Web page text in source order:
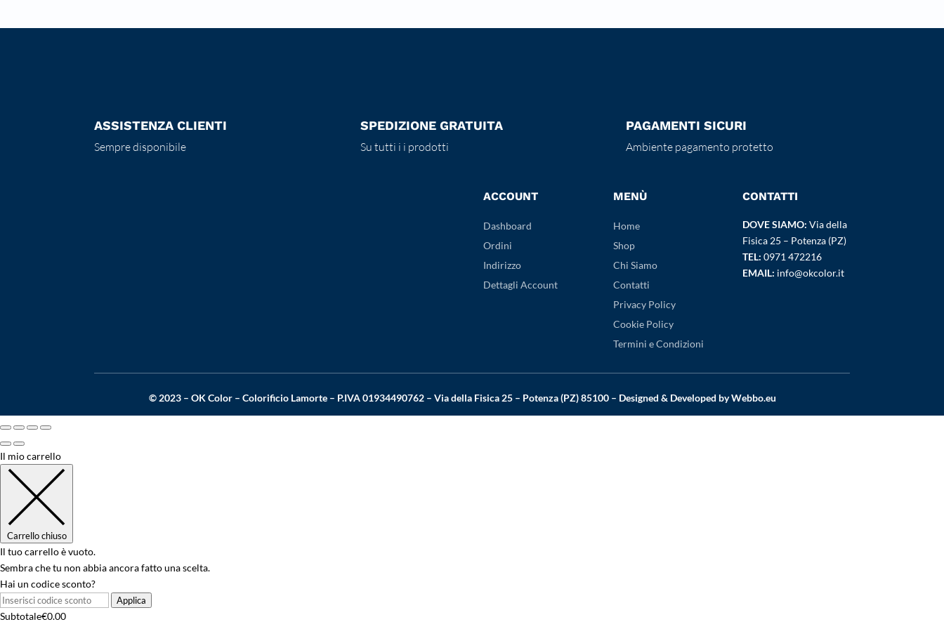
ASSISTENZA CLIENTI
Sempre disponibile
SPEDIZIONE GRATUITA
Su tutti i i prodotti
PAGAMENTI SICURI
Ambiente pagamento protetto
ACCOUNT
Dashboard
Ordini
Indirizzo
Dettagli Account
MENÙ
Home
Shop
Chi Siamo
Contatti
Privacy Policy
Cookie Policy
Termini e Condizioni
CONTATTI
DOVE SIAMO: Via della
Fisica 25 – Potenza (PZ)
TEL: 0971 472216
EMAIL: info@okcolor.it
© 2023 – OK Color – Colorificio Lamorte – P.IVA 01934490762 – Via della Fisica 25 – Potenza (PZ) 85100 – Designed & Developed byWebbo.eu
Il mio carrello
Carrello chiuso
Il tuo carrello è vuoto.
Sembra che tu non abbia ancora fatto una scelta.
Hai un codice sconto?
Applica
Subtotale€0.00